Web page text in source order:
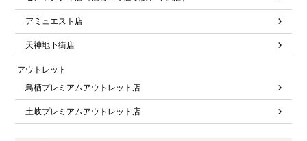
アミュエスト店
天神地下街店
アウトレット
鳥栖プレミアムアウトレット店
土岐プレミアムアウトレット店